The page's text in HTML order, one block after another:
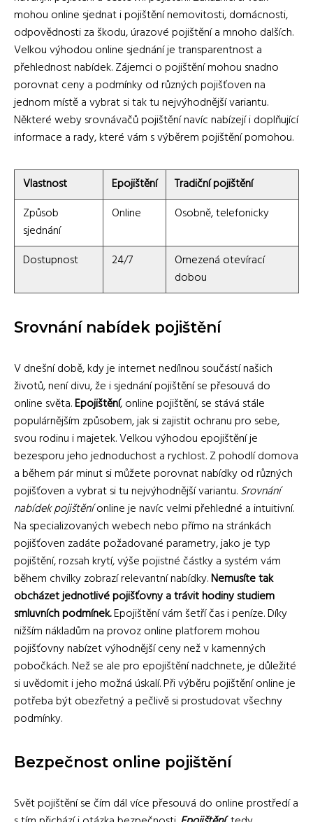
mohou online sjednat i pojištění nemovitosti, domácnosti,
odpovědnosti za škodu, úrazové pojištění a mnoho dalších.
Velkou výhodou online sjednání je transparentnost a
přehlednost nabídek. Zájemci o pojištění mohou snadno
porovnat ceny a podmínky od různých pojišťoven na
jednom místě a vybrat si tak tu nejvýhodnější variantu.
Některé weby srovnávačů pojištění navíc nabízejí i doplňující
informace a rady, které vám s výběrem pojištění pomohou.
Vlastnost Epojištění
Tradiční pojištění
Způsob
sjednání
Online Osobně, telefonicky
Dostupnost 24/7
Omezená otevírací
dobou
Srovnání nabídek pojištění
V dnešní době, kdy je internet nedílnou součástí našich
životů, není divu, že i sjednání pojištění se přesouvá do
online světa.Epojištění, online pojištění, se stává stále
populárnějším způsobem, jak si zajistit ochranu pro sebe,
svou rodinu i majetek. Velkou výhodou epojištění je
bezesporu jeho jednoduchost a rychlost. Z pohodlí domova
a během pár minut si můžete porovnat nabídky od různých
pojišťoven a vybrat si tu nejvýhodnější variantu.Srovnání
nabídek pojištěníonline je navíc velmi přehledné a intuitivní.
Na specializovaných webech nebo přímo na stránkách
pojišťoven zadáte požadované parametry, jako je typ
pojištění, rozsah krytí, výše pojistné částky a systém vám
během chvilky zobrazí relevantní nabídky.Nemusíte tak
obcházet jednotlivé pojišťovny a trávit hodiny studiem
smluvních podmínek.Epojištění vám šetří čas i peníze. Díky
nižším nákladům na provoz online platforem mohou
pojišťovny nabízet výhodnější ceny než v kamenných
pobočkách. Než se ale pro epojištění nadchnete, je důležité
si uvědomit i jeho možná úskalí. Při výběru pojištění online je
potřeba být obezřetný a pečlivě si prostudovat všechny
podmínky.
Bezpečnost online pojištění
Svět pojištění se čím dál více přesouvá do online prostředí a